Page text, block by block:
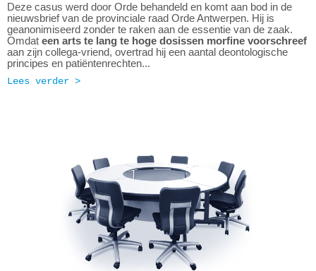
Deze casus werd door Orde behandeld en komt aan bod in de
nieuwsbrief van de provinciale raad Orde Antwerpen. Hij is
geanonimiseerd zonder te raken aan de essentie van de zaak.
Omdat een arts te lang te hoge dosissen morfine voorschreef
aan zijn collega-vriend, overtrad hij een aantal deontologische
principes en patiëntenrechten...
Lees verder >